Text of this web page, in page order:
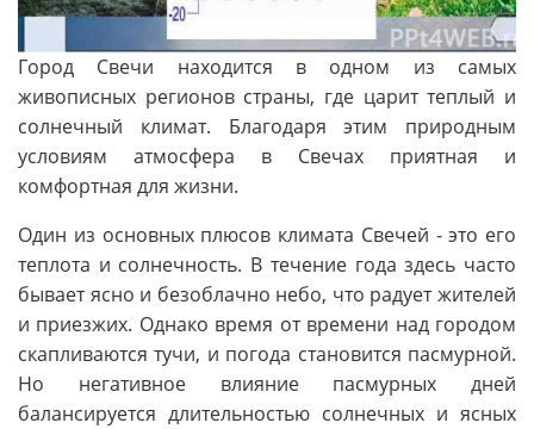
Город Свечи находится в одном из самых
живописных регионов страны, где царит теплый и
солнечный климат. Благодаря этим природным
условиям атмосфера в Свечах приятная и
комфортная для жизни.
Один из основных плюсов климата Свечей - это его
теплота и солнечность. В течение года здесь часто
бывает ясно и безоблачно небо, что радует жителей
и приезжих. Однако время от времени над городом
скапливаются тучи, и погода становится пасмурной.
Но негативное влияние пасмурных дней
балансируется длительностью солнечных и ясных